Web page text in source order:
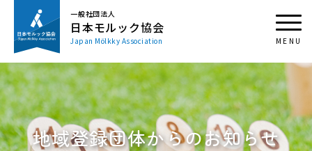
一般社団法人
日本モルック協会
Japan Mölkky Association
地域登録団体からのお知らせ